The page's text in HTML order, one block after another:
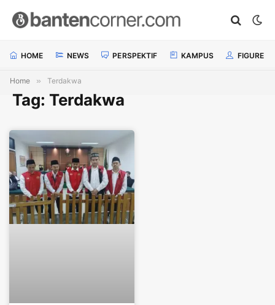
HOME NEWS PERSPEKTIF KAMPUS FIGURE
Home » Terdakwa
Tag: Terdakwa